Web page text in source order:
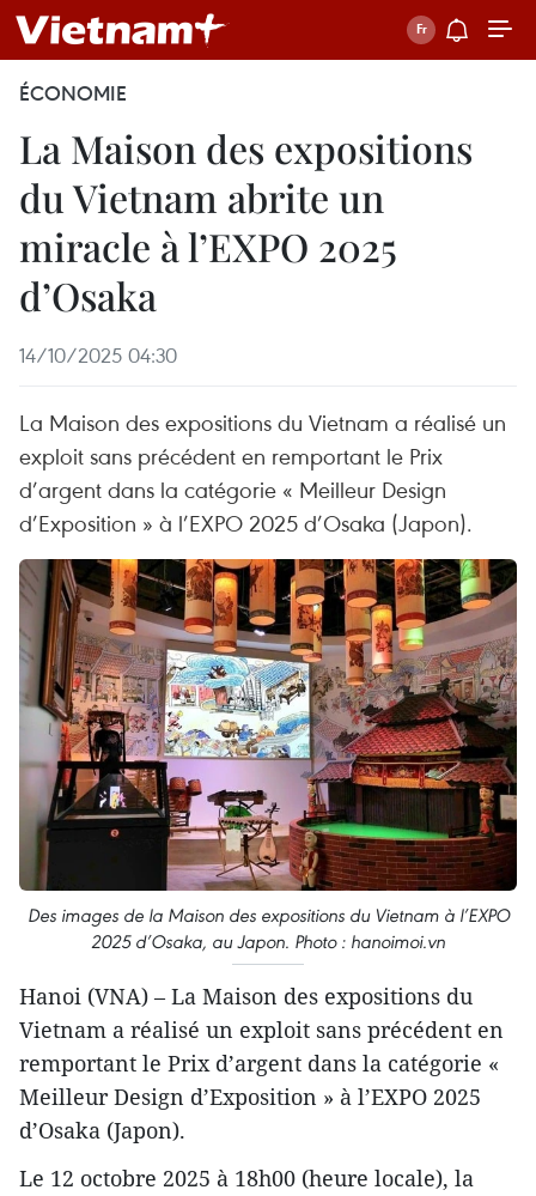
ÉCONOMIE
La Maison des expositions
du Vietnam abrite un
miracle à l’EXPO 2025
d’Osaka
14/10/2025 04:30
La Maison des expositions du Vietnam a réalisé un
exploit sans précédent en remportant le Prix
d’argent dans la catégorie « Meilleur Design
d’Exposition » à l’EXPO 2025 d’Osaka (Japon).
Des images de la Maison des expositions du Vietnam à l’EXPO
2025 d’Osaka, au Japon. Photo : hanoimoi.vn
Hanoi (VNA) – La Maison des expositions du
Vietnam a réalisé un exploit sans précédent en
remportant le Prix d’argent dans la catégorie «
Meilleur Design d’Exposition » à l’EXPO 2025
d’Osaka (Japon).
Le 12 octobre 2025 à 18h00 (heure locale), la